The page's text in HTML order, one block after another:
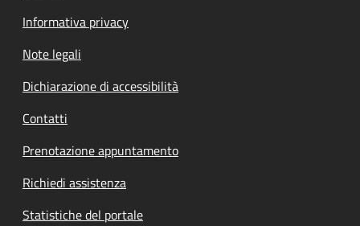
Informativa privacy
Note legali
Dichiarazione di accessibilità
Contatti
Prenotazione appuntamento
Richiedi assistenza
Statistiche del portale